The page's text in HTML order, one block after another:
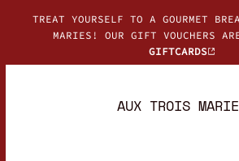
TREAT YOURSELF TO A GOURMET
MARIES! OUR GIFT VOUCHERS
GIFTCARDS
AUX TROIS